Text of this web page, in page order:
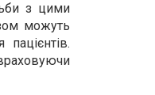
з цими
можуть